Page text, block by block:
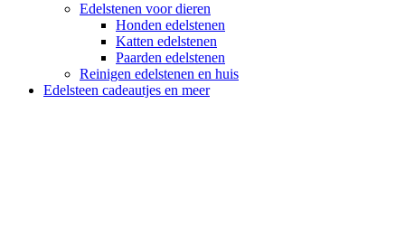
Edelstenen voor dieren
Honden edelstenen
Katten edelstenen
Paarden edelstenen
Reinigen edelstenen en huis
Edelsteen cadeautjes en meer